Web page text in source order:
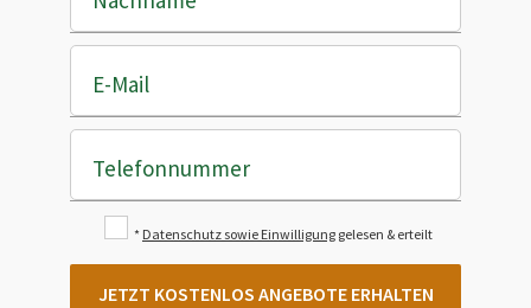
E-Mail
Telefonnummer
* Datenschutz sowie Einwilligung gelesen & erteilt
JETZT KOSTENLOS ANGEBOTE ERHALTEN